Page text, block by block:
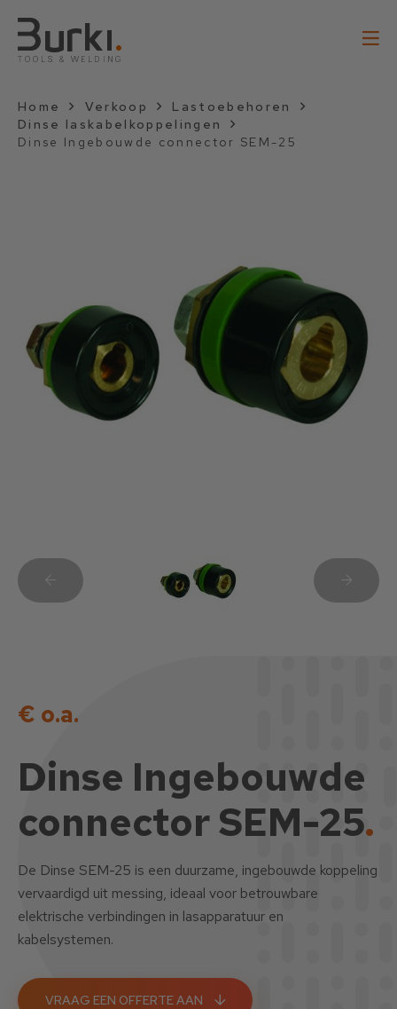
Home Verkoop
Lastoebehoren
Dinse laskabelkoppelingen
Dinse Ingebouwde connector SEM-25
€ o.a.
Dinse Ingebouwde
connector SEM-25.
De Dinse SEM-25 is een duurzame, ingebouwde koppeling
vervaardigd uit messing, ideaal voor betrouwbare
elektrische verbindingen in lasapparatuur en
kabelsystemen.
VRAAG EEN OFFERTE AAN